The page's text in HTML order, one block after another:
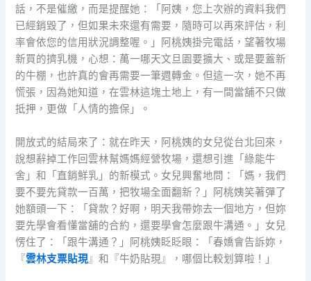
話，不是催繳，而是提醒她：「阿姨，您上次辦的資料我們
已經銷毀了，但如果未來還有需要，隨時可以再來評估，利
率會依您的信用狀況調整喔。」阿桃姨掛完電話，望著牧場
新買的擠乳機，心想：萬一哪天文旦園要擴大、或是要蓋新
的牛棚，也許真的會再需要一筆週轉金。但這一次，她不再
慌張，因為她知道，在雲林這塊土地上，有一間當舖不只做
抵押，更做「人情的擔保」。
開放式的結局來了：就在昨天，阿桃姨的女兒從台北回來，
說想辭掉工作回雲林幫媽媽經營牧場，還想引進「綠能牛
舍」和「直銷鮮乳」的新模式。女兒興奮地問：「媽，我們
要不要先貸款一百萬，把牧場全面翻新？」阿桃姨笑著彈了
她額頭一下：「貸款？好啊，明天我帶妳去一個地方，但妳
要先學會看懂當舖的合約，還要學會怎麼跟牛溝通。」女兒
愣住了：「跟牛溝通？」阿桃姨眨眨眼：「春嬌會告訴妳，
『雲林支票貼現 』和『牛奶貼現』，哪個比較划算啦！」